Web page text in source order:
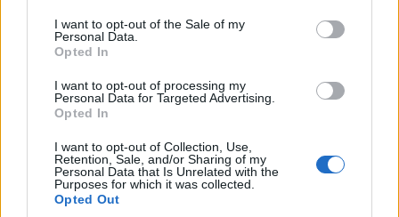
I want to opt-out of the Sale of my
Personal Data.
Opted In
I want to opt-out of processing my
Personal Data for Targeted Advertising.
Opted In
I want to opt-out of Collection, Use,
Retention, Sale, and/or Sharing of my
Personal Data that Is Unrelated with the
Purposes for which it was collected.
Opted Out
R C
O
R C
A R R O
BUSCAR MÁS
RESPUESTAS